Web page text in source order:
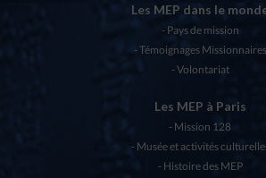
Les MEP dans le
Pays de mission
Témoignages Missionnaires
Volontariat
Les MEP à Paris
Mission 128
Musée et activités
Histoire des MEP